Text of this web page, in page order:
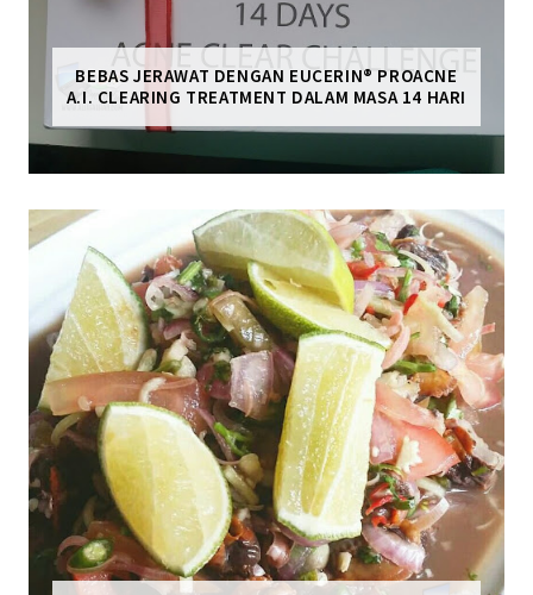
BEBAS JERAWAT DENGAN EUCERIN® PROACNE
A.I. CLEARING TREATMENT DALAM MASA 14 HARI